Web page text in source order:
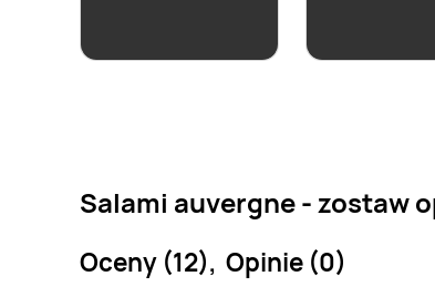
Salami auvergne - zostaw
Oceny (12), Opinie (0)